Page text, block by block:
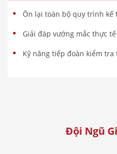
Ôn lại toàn bộ quy trình kế
Giải đáp vướng mắc thực
Kỹ năng tiếp đoàn kiểm tra
Đội Ngũ